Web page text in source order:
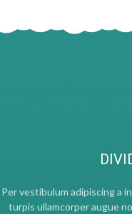
Per vestibulum adipiscing a
turpis ullamcorper augue